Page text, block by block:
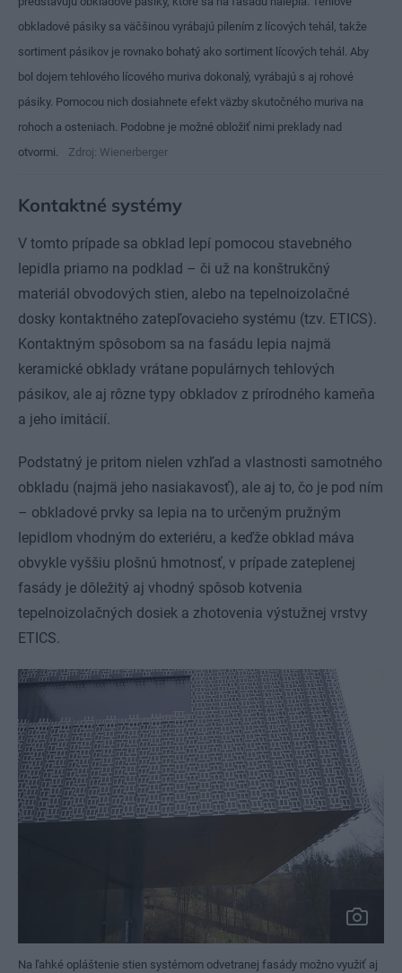
obkladové pásiky sa väčšinou vyrábajú pílením z lícových tehál, takže
sortiment pásikov je rovnako bohatý ako sortiment lícových tehál. Aby
bol dojem tehlového lícového muriva dokonalý, vyrábajú s aj rohové
pásiky. Pomocou nich dosiahnete efekt väzby skutočného muriva na
rohoch a osteniach. Podobne je možné obložiť nimi preklady nad
otvormi.
Zdroj: Wienerberger
Kontaktné systémy
V tomto prípade sa obklad lepí pomocou stavebného
lepidla priamo na podklad – či už na konštrukčný
materiál obvodových stien, alebo na tepelnoizolačné
dosky kontaktného zatepľovacieho systému (tzv. ETICS).
Kontaktným spôsobom sa na fasádu lepia najmä
keramické obklady vrátane populárnych tehlových
pásikov, ale aj rôzne typy obkladov z prírodného kameňa
a jeho imitácií.
Podstatný je pritom nielen vzhľad a vlastnosti samotného
obkladu (najmä jeho nasiakavosť), ale aj to, čo je pod ním
– obkladové prvky sa lepia na to určeným pružným
lepidlom vhodným do exteriéru, a keďže obklad máva
obvykle vyššiu plošnú hmotnosť, v prípade zateplenej
fasády je dôležitý aj vhodný spôsob kotvenia
tepelnoizolačných dosiek a zhotovenia výstužnej vrstvy
ETICS.
Na ľahké opláštenie stien systémom odvetranej fasády možno využiť aj